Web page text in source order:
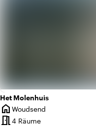
Het Molenhuis
home
Ort
Woudsend
meeting_room4 Räume